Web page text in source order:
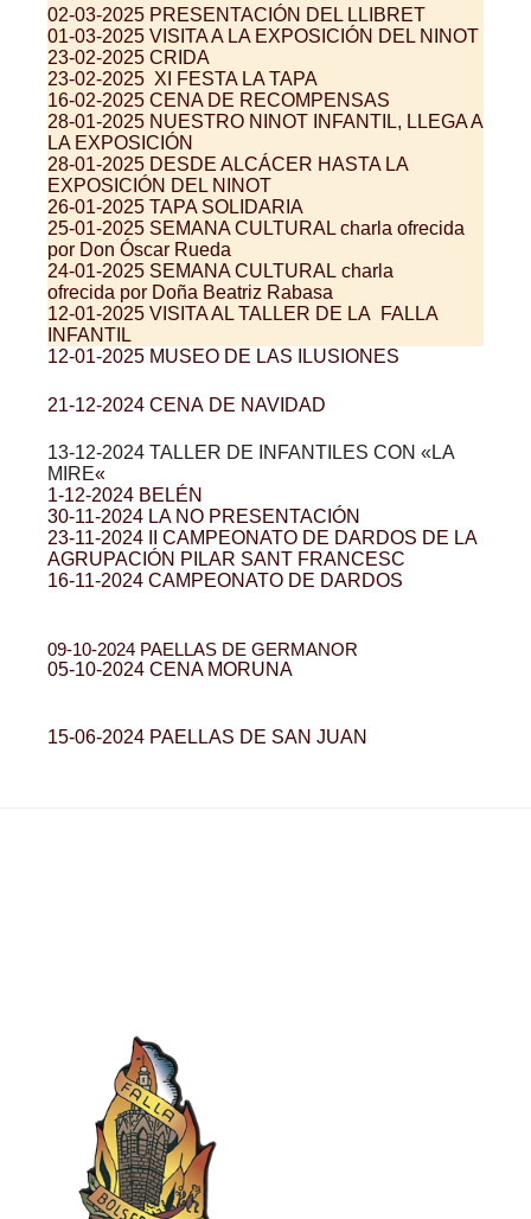
02-03-2025 PRESENTACIÓN DEL LLIBRET
01-03-2025 VISITA A LA EXPOSICIÓN DEL NINOT
23-02-2025 CRIDA
23-02-2025 XI FESTA LA TAPA
16-02-2025 CENA DE RECOMPENSAS
28-01-2025 NUESTRO NINOT INFANTIL, LLEGA A
LA EXPOSICIÓN
28-01-2025 DESDE ALCÁCER HASTA LA
EXPOSICIÓN DEL NINOT
26-01-2025 TAPA SOLIDARIA
25-01-2025 SEMANA CULTURAL charla ofrecida
por Don Óscar Rueda
24-01-2025 SEMANA CULTURAL charla
ofrecida por Doña Beatriz Rabasa
12-01-2025 VISITA AL TALLER DE LA FALLA
INFANTIL
12-01-2025 MUSEO DE LAS ILUSIONES
21-12-2024 CENA DE NAVIDAD
13-12-2024 TALLER DE INFANTILES CON «LA
MIRE«
1-12-2024 BELÉN
30-11-2024 LA NO PRESENTACIÓN
23-11-2024 II CAMPEONATO DE DARDOS DE LA
AGRUPACIÓN PILAR SANT FRANCESC
16-11-2024 CAMPEONATO DE DARDOS
09-10-2024 PAELLAS DE GERMANOR
05-10-2024 CENA MORUNA
15-06-2024 PAELLAS DE SAN JUAN